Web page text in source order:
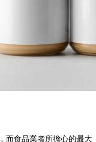
而食品業者所擔心的最大